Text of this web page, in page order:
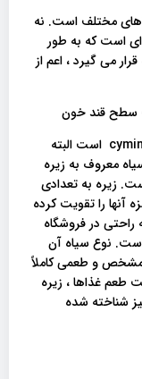
مختلف است. نه
ای است که به طور
می گیرد ، اعم از
زیره در اصل یک دانه خشک شده از گیاه cyminum است البته
معروف به زیره
زیره به تعدادی
آنها را تقویت کرده
راحتی در فروشگاه
نوع سیاه آن
مشخص و طعمی کاملاً
طعم غذاها ، زیره
شناخته شده